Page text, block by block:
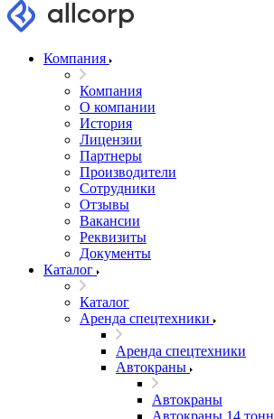
Компания
Компания
О компании
История
Лицензии
Партнеры
Производители
Сотрудники
Отзывы
Вакансии
Реквизиты
Документы
Каталог
Каталог
Аренда спецтехники
Аренда спецтехники
Автокраны
Автокраны
Автокраны 14 тонн